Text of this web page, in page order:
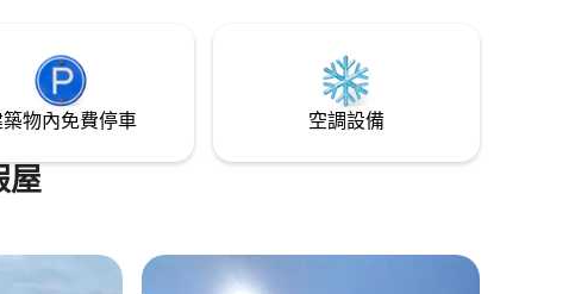
物內免費停車 空調設備
屋